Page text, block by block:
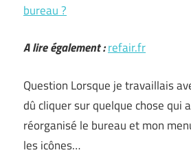
bureau ?
A lire également :refair.fr
Question Lorsque je travaillais
dû cliquer sur quelque chose qui
réorganisé le bureau et mon
les icônes…